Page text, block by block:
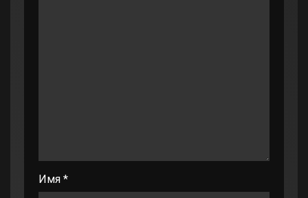
Имя *